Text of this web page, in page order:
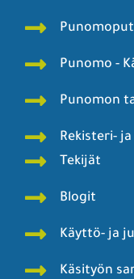
Punomo -
Punomon
Rekisteri-
Tekijät
Blogit
Käyttö- ja
Käsityön